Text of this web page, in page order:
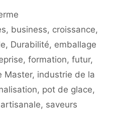
, business, croissance,
, Durabilité, emballage
, formation, futur,
Master, industrie de la
, pot de glace,
, saveurs